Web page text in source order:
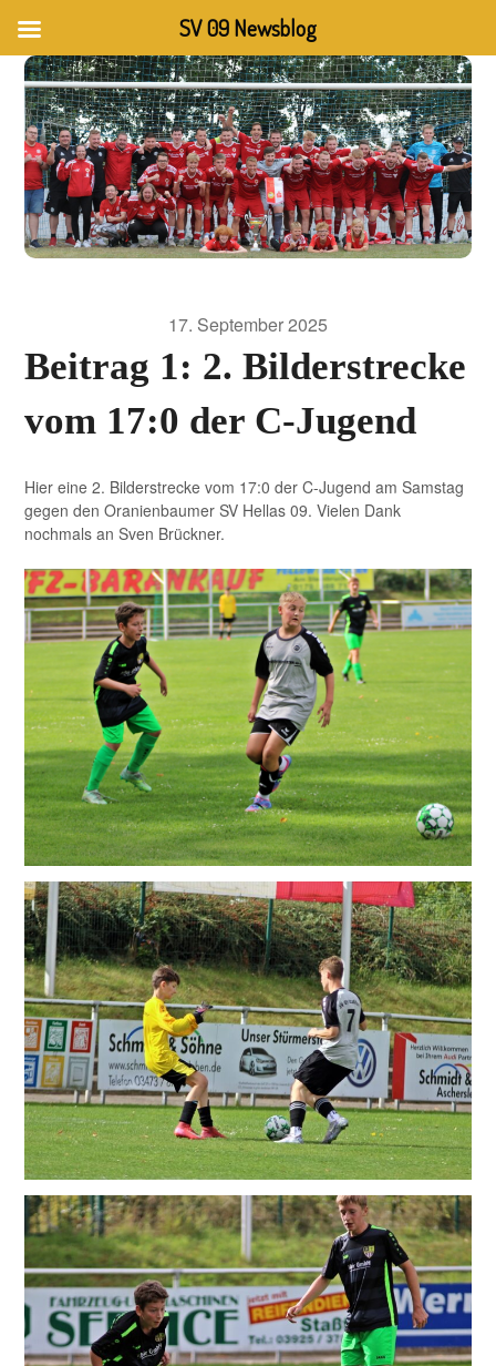
17. September 2025
Beitrag 1: 2. Bilderstrecke
vom 17:0 der C-Jugend
Hier eine 2. Bilderstrecke vom 17:0 der C-Jugend am Samstag
gegen den Oranienbaumer SV Hellas 09. Vielen Dank
nochmals an Sven Brückner.
SV 09 Newsblog